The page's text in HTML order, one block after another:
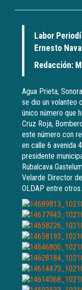
Labor
Ernesto
Redacción:
Agua Prieta,
se dio un volanteo
único número que
Cruz Roja,
este número con
en calle 6 avenida
presidente
Rubalcava
Velarde Director
OLDAP entre otros.